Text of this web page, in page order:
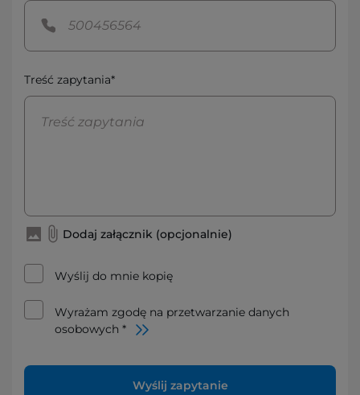
Treść zapytania*
Dodaj załącznik (opcjonalnie)
Wyślij do mnie kopię
Wyrażam zgodę na przetwarzanie danych
osobowych *
Wyślij zapytanie